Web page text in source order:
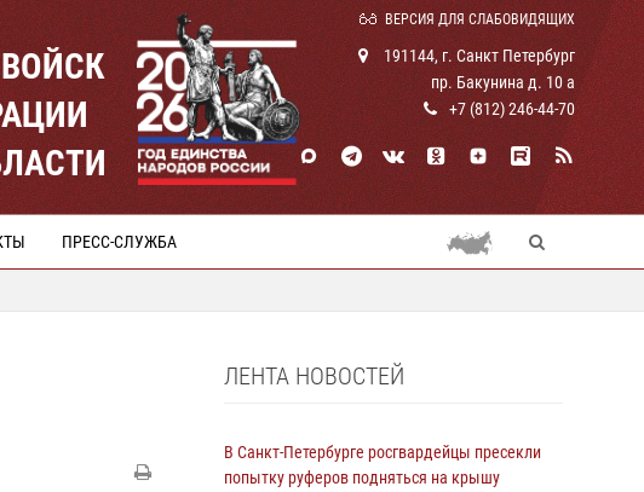
ВЕРСИЯ ДЛЯ СЛАБОВИДЯЩИХ
191144, г. Санкт Петербург
пр. Бакунина д. 10 а
+7 (812) 246-44-70
ПРЕСС-СЛУЖБА
ЛЕНТА НОВОСТЕЙ
В Санкт-Петербурге росгвардейцы пресекли
попытку руферов подняться на крышу